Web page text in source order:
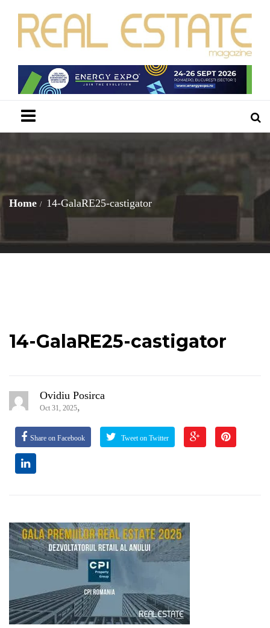
Home 14-GalaRE25-castigator
14-GalaRE25-castigator
Ovidiu Posirca
Oct 31, 2025,
Share on Facebook Tweet on Twitter